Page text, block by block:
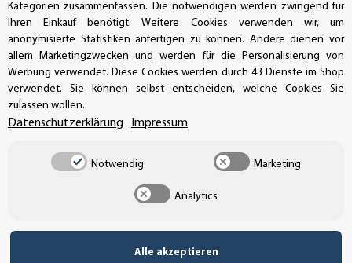
Buchhaltung: +49 (0)39-201-28-98-17
info@aufkleberdealer.de
UNSER AFFILIATE-PROGRAMM
UNSERE ZAHLUNGSARTEN*
Kategorien zusammenfassen. Die notwendigen werden zwingend für
Ihren Einkauf benötigt. Weitere Cookies verwenden wir, um
anonymisierte Statistiken anfertigen zu können. Andere dienen vor
allem Marketingzwecken und werden für die Personalisierung von
Werbung verwendet. Diese Cookies werden durch 43 Dienste im Shop
verwendet. Sie können selbst entscheiden, welche Cookies Sie
zulassen wollen.
Datenschutzerklärung Impressum
Notwendig Marketing
Analytics
Alle akzeptieren